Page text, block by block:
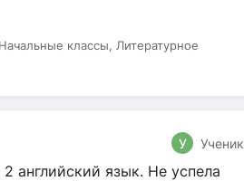
классы, Литературное
У Ученик
английский язык. Не успела